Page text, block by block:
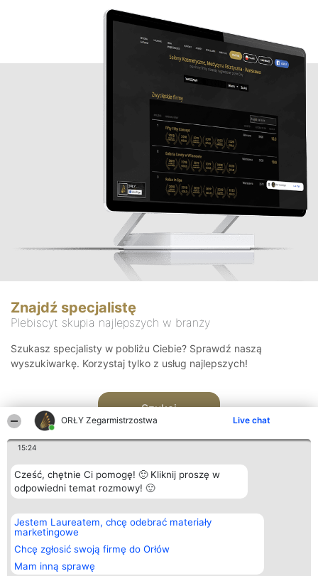
ORŁY Zegarmistrzostwa Live chat
15:24
Cześć, chętnie Ci pomogę! 🙂 Kliknij proszę w
odpowiedni temat rozmowy! 🙂
Jestem Laureatem, chcę odebrać materiały
marketingowe
Chcę zgłosić swoją firmę do Orłów
Mam inną sprawę
Znajdź specjalistę
Plebiscyt skupia najlepszych w branży
Szukasz specjalisty w pobliżu Ciebie? Sprawdź naszą
wyszukiwarkę. Korzystaj tylko z usług najlepszych!
Szukaj
Organizator plebiscytu
Bright Side Solutions sp. z o.
o. sp. k.
ul. Ruska 22
Wrocław 50-079
KRS 0000749100 | Regon
Plebiscyt
Laureaci
wszystkich
Laureatów
Kontakt
Kontakt